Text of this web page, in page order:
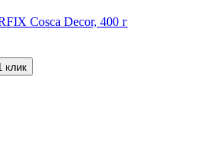
Cosca Decor, 400 г
клик